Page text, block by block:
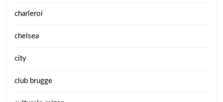
charleroi
chelsea
city
club brugge